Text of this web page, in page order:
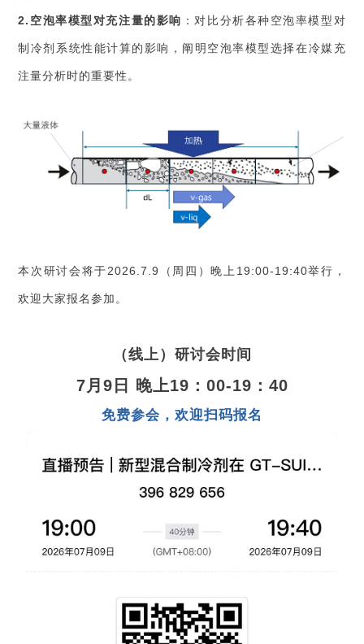
2.空泡率模型对充注量的影响 ：对比分析各种空泡率模型对
制冷剂系统性能计算的影响，阐明空泡率模型选择在冷媒充
注量分析时的重要性。
本次研讨会将于2026.7.9（周四）晚上19:00-19:40举行，
欢迎大家报名参加。
（线上）研讨会时间
7月9日 晚上19：00-19：40
免费参会，欢迎扫码报名